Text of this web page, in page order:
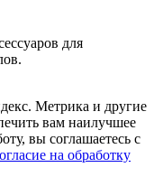
для
Метрика и другие
вам наилучшее
вы соглашаетесь с
на обработку